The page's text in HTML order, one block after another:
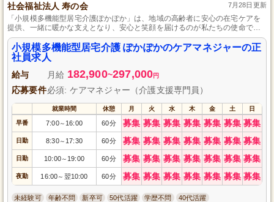
社会福祉法人 寿の会 7月28日更新
「小規模多機能型居宅介護ぽかぽか」は、地域の高齢者に安心の在宅ケアを
提供、一緒に暖かな支えとなり、安心と笑顔を届けるのが私たちの使命で
す。
小規模多機能型居宅介護 ぽかぽかのケアマネジャーの正
社員求人
給与 月給 182,900~297,000円
応募要件必須: ケアマネジャー（介護支援専門員）
就業時間 休憩 月 火 水 木 金 土 日
早番 7:00～ 16:00 60分 募集 募集 募集 募集 募集 募集 募集
日勤 8:30～ 17:30 60分 募集 募集 募集 募集 募集 募集 募集
日勤 10:00～ 19:00 60分 募集 募集 募集 募集 募集 募集 募集
夜勤 16:00～ 翌10:00 60分 募集 募集 募集 募集 募集 募集 募集
未経験可 年齢不問 新卒可 50代活躍 学歴不問 40代活躍